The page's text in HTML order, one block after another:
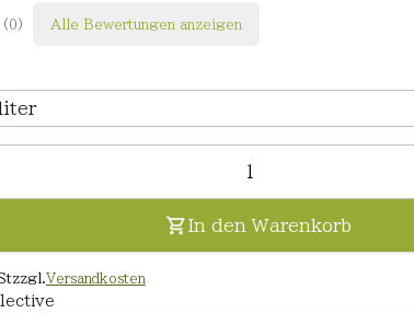
0 Alle Bewertungen anzeigen
In den Warenkorb
zzgl. Versandkosten